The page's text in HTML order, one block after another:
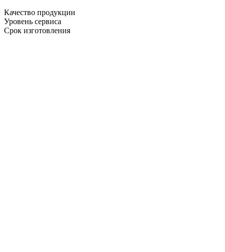
Качество продукции
Уровень сервиса
Срок изготовления